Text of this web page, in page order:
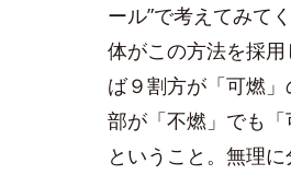
ール”で考えてみて
体がこの方法を採用
ば９割方が「可燃
部が「不燃」でも
ということ。無理